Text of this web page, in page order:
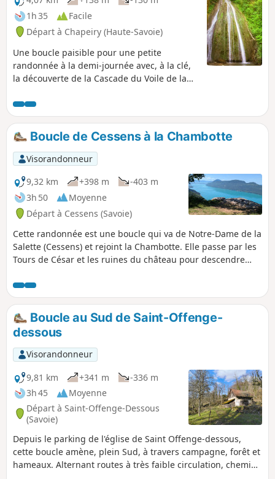
1h 35
Facile
Départ à Chapeiry (Haute-Savoie)
Une boucle paisible pour une petite
randonnée à la demi-journée avec, à la clé,
la découverte de la Cascade du Voile de la
du débit du ruisseau du Nant de l'eau salée.
Boucle de Cessens à la Chambotte
Visorandonneur
9,32 km
+398 m
-403 m
3h 50
Moyenne
Départ à Cessens (Savoie)
Cette randonnée est une boucle qui va de Notre-Dame de la
Salette (Cessens) et rejoint la Chambotte. Elle passe par les
Tours de César et les ruines du château pour descendre
Boucle au Sud de Saint-Offenge-
dessous
Visorandonneur
9,81 km
+341 m
-336 m
3h 45
Moyenne
Départ à Saint-Offenge-Dessous
(Savoie)
Depuis le parking de l'église de Saint Offenge-dessous,
cette boucle amène, plein Sud, à travers campagne, forêt et
hameaux. Alternant routes à très faible circulation, chemins